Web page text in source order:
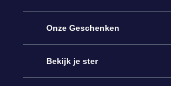
Service
Contact
Onze Geschenken
Online Star Gift
Bekijk je ster